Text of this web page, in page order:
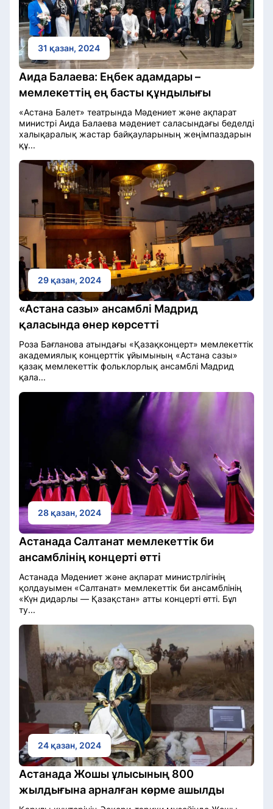
31 қазан, 2024
Аида Балаева: Еңбек адамдары –
мемлекеттің ең басты құндылығы
«Астана Балет» театрында Мәдениет және ақпарат
министрі Аида Балаева мәдениет саласындағы беделді
халықаралық жастар байқауларының жеңімпаздарын
құ...
29 қазан, 2024
«Астана сазы» ансамблі Мадрид
қаласында өнер көрсетті
Роза Бағланова атындағы «Қазақконцерт» мемлекеттік
академиялық концерттік ұйымының «Астана сазы»
қазақ мемлекеттік фольклорлық ансамблі Мадрид
қала...
28 қазан, 2024
Астанада Салтанат мемлекеттік би
ансамблінің концерті өтті
Астанада Мәдениет және ақпарат министрлігінің
қолдауымен «Салтанат» мемлекеттік би ансамблінің
«Күн дидарлы — Қазақстан» атты концерті өтті. Бұл
ту...
24 қазан, 2024
Астанада Жошы ұлысының 800
жылдығына арналған көрме ашылды